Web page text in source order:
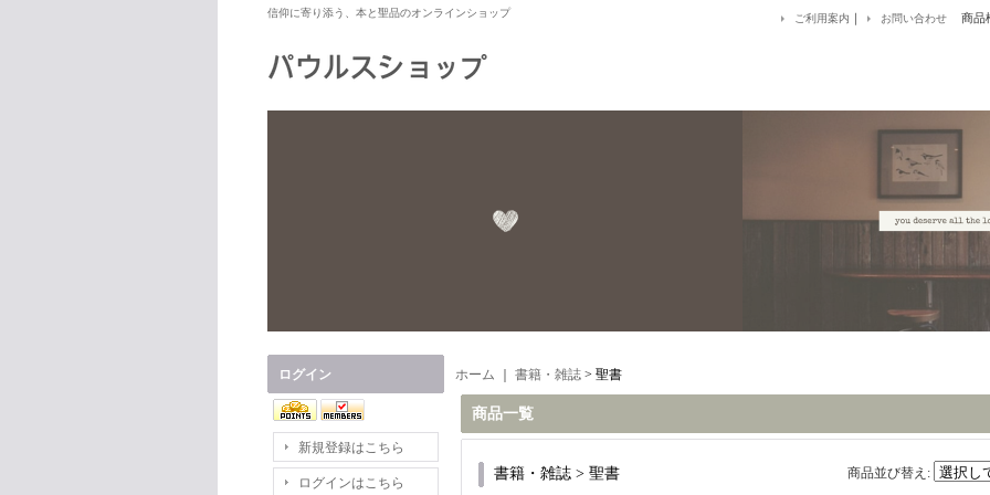
信仰に寄り添う、本と聖品のオンラインショップ ご利用案内 ｜ お問い合わせ 商品
ログイン
新規登録はこちら
ログインはこちら
ホーム 書籍・雑誌 > 聖書
商品一覧
書籍・雑誌 > 聖書 商品並び替え :